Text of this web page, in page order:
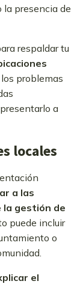
la presencia de
respaldar tu
problemas
a
locales
a las
la gestión de
puede incluir
o
el